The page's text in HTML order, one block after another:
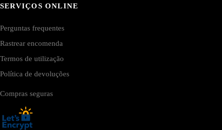
SERVIÇOS ONLINE
Perguntas frequentes
Rastrear encomenda
Termos de utilização
Política de devoluções
Compras seguras